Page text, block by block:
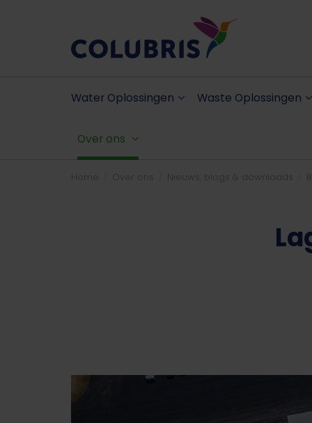
Water Oplossingen Waste Oplossingen
Over ons
Home Over ons Nieuws, blogs & downloads